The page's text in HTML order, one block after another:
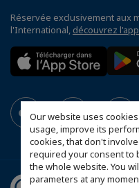
Our website uses
usage, improve its
cookies, that don't
required your consent to
the whole website. You
parameters at any
Réservée exclusivement aux
l'International, découvrez